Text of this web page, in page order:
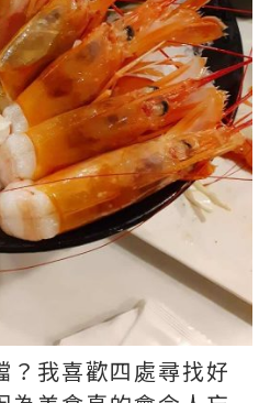
？我喜歡四處尋找好